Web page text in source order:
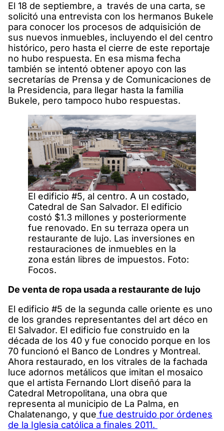
El 18 de septiembre, a través de una carta, se
solicitó una entrevista con los hermanos Bukele
para conocer los procesos de adquisición de
sus nuevos inmuebles, incluyendo el del centro
histórico, pero hasta el cierre de este reportaje
no hubo respuesta. En esa misma fecha
también se intentó obtener apoyo con las
secretarías de Prensa y de Comunicaciones de
la Presidencia, para llegar hasta la familia
Bukele, pero tampoco hubo respuestas.
El edificio #5, al centro. A un costado,
Catedral de San Salvador. El edificio
costó $1.3 millones y posteriormente
fue renovado. En su terraza opera un
restaurante de lujo. Las inversiones en
restauraciones de inmuebles en la
zona están libres de impuestos. Foto:
Focos.
De venta de ropa usada a restaurante de lujo
El edificio #5 de la segunda calle oriente es uno
de los grandes representantes del art déco en
El Salvador. El edificio fue construido en la
década de los 40 y fue conocido porque en los
70 funcionó el Banco de Londres y Montreal.
Ahora restaurado, en los vitrales de la fachada
luce adornos metálicos que imitan el mosaico
que el artista Fernando Llort diseñó para la
Catedral Metropolitana, una obra que
representa al municipio de La Palma, en
Chalatenango, y que fue destruido por órdenes
de la Iglesia católica a finales 2011.